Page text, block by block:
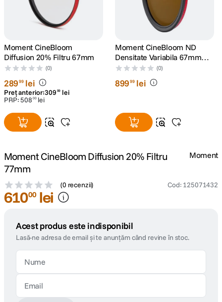
card memorie
10. dji osmo
Moment CineBloom
Diffusion 20% Filtru 67mm
(0)
28999 lei
Preț anterior:309 99 lei
PRP:508 00 lei
Moment CineBloom ND
Densitate Variabila 67mm
20%
(0)
89999 lei
Moment CineBloom Diffusion 20% Filtru
77mm
(0 recenzii) Cod: 125071432
Moment
61000 lei
Acest produs este indisponibil
Lasă-ne adresa de email și te anunțăm când revine în stoc.